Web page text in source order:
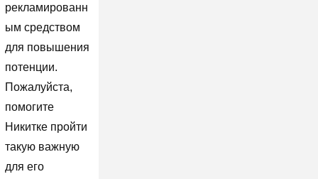
рекламированн
ым средством
для повышения
потенции.
Пожалуйста,
помогите
Никитке пройти
такую важную
для его